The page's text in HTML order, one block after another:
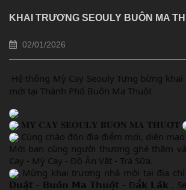
KHAI TRƯƠNG SEOULY BUÔN MA
02/01/2026
Hệ thống Mỳ Cay Seouly Tưng bừng
mới tại Thành Phố Buôn Ma Thuột
𝐌𝐘̀ 𝐂𝐀𝐘 𝐒𝐄𝐎𝐔𝐋𝐘 𝐁𝐔𝐎̂𝐍 𝐌𝐀 𝐓𝐇𝐔𝐎̣̂𝐓
Cùng chào đón địa điểm mới, diện mạo
Mời bạn cùng người thương ghé thăm
Cay - Mỳ Cay - Đồ Ăn Vặt - Trà Sữa.
Mừng khai trương nhà mới tại địa
𝗗𝘂𝗮̣̂𝘁 - 𝗕𝘂𝗼̂𝗻 𝗠𝗮 𝗧𝗵𝘂𝗼̣̂𝘁 - Đ𝗮̆́𝗸 𝗟𝗮̆́𝗸 . Seouly thương tặng